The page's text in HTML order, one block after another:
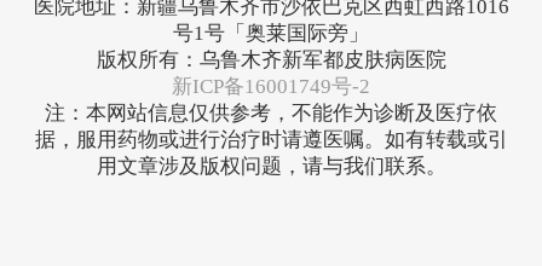
医院地址：新疆乌鲁木齐市沙依巴克区西虹西路1016
号1号「奥莱国际旁」
版权所有：乌鲁木齐新军都皮肤病医院
新ICP备16001749号-2
注：本网站信息仅供参考，不能作为诊断及医疗依
据，服用药物或进行治疗时请遵医嘱。如有转载或引
用文章涉及版权问题，请与我们联系。